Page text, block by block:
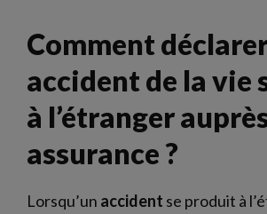
Comment
accident de la vie
à l’étranger
assurance ?
Lorsqu’un accident se produit à